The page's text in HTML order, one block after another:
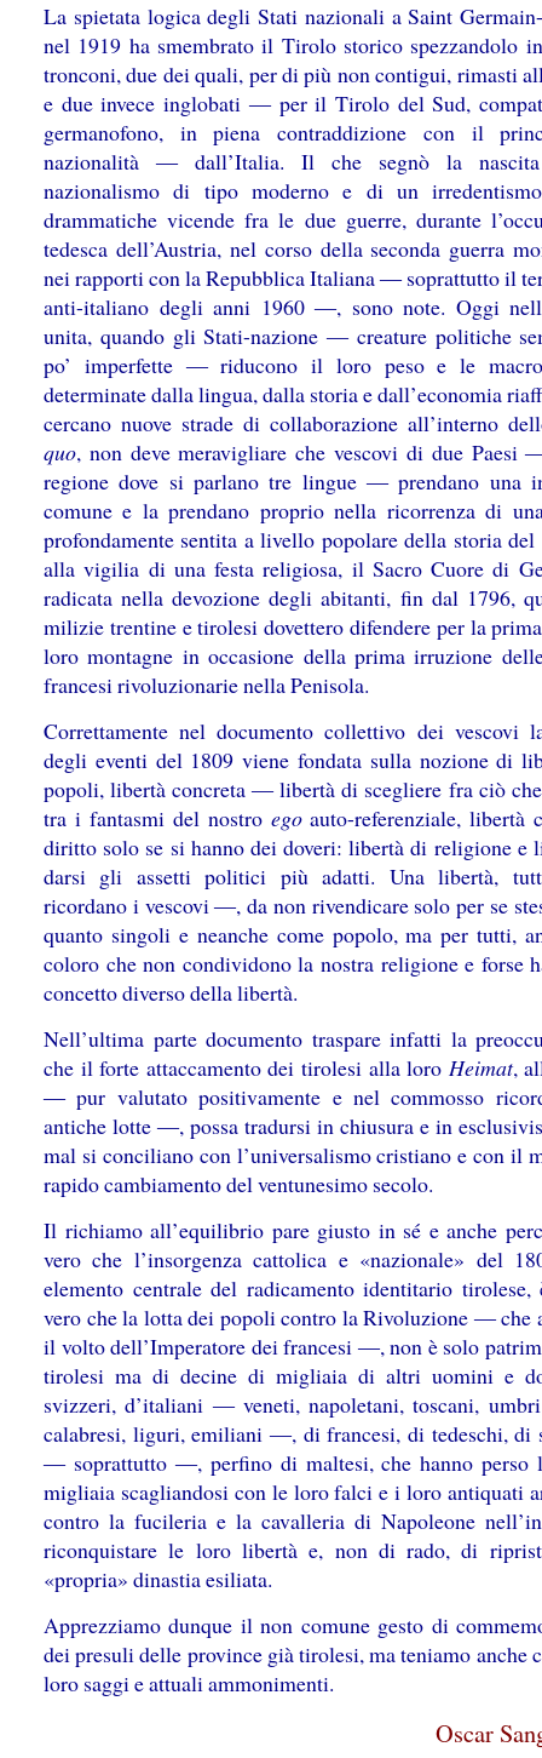
La spietata logica degli Stati nazionali a Saint
nel 1919 ha smembrato il Tirolo storico spezzandolo
tronconi, due dei quali, per di più non contigui, rimasti
e due invece inglobati ― per il Tirolo del Sud,
germanofono, in piena contraddizione con il
nazionalità ― dall’Italia. Il che segnò la
nazionalismo di tipo moderno e di un
drammatiche vicende fra le due guerre, durante
tedesca dell’Austria, nel corso della seconda guerra
nei rapporti con la Repubblica Italiana ― soprattutto il
anti-italiano degli anni 1960 ―, sono note. Oggi
unita, quando gli Stati-nazione ― creature politiche
po’ imperfette ― riducono il loro peso e le
determinate dalla lingua, dalla storia e dall’economia
cercano nuove strade di collaborazione all’interno
quo, non deve meravigliare che vescovi di due Paesi
regione dove si parlano tre lingue ― prendano una
comune e la prendano proprio nella ricorrenza di
profondamente sentita a livello popolare della storia
alla vigilia di una festa religiosa, il Sacro Cuore di
radicata nella devozione degli abitanti, fin dal 1796,
milizie trentine e tirolesi dovettero difendere per la
loro montagne in occasione della prima irruzione
francesi rivoluzionarie nella Penisola.
Correttamente nel documento collettivo dei vescovi
degli eventi del 1809 viene fondata sulla nozione di
popoli, libertà concreta ― libertà di scegliere fra ciò
tra i fantasmi del nostro egoauto-referenziale, libertà
diritto solo se si hanno dei doveri: libertà di religione e
darsi gli assetti politici più adatti. Una libertà,
ricordano i vescovi ―, da non rivendicare solo per se
quanto singoli e neanche come popolo, ma per tutti,
coloro che non condividono la nostra religione e forse
concetto diverso della libertà.
Nell’ultima parte documento traspare infatti la
che il forte attaccamento dei tirolesi alla loro Heimat,
― pur valutato positivamente e nel commosso
antiche lotte ―, possa tradursi in chiusura e in
mal si conciliano con l’universalismo cristiano e con il
rapido cambiamento del ventunesimo secolo.
Il richiamo all’equilibrio pare giusto in sé e anche
vero che l’insorgenza cattolica e «nazionale» del
elemento centrale del radicamento identitario tirolese,
vero che la lotta dei popoli contro la Rivoluzione ― che
il volto dell’Imperatore dei francesi ―, non è solo
tirolesi ma di decine di migliaia di altri uomini e
svizzeri, d’italiani ― veneti, napoletani, toscani,
calabresi, liguri, emiliani ―, di francesi, di tedeschi, di
― soprattutto ―, perfino di maltesi, che hanno perso
migliaia scagliandosi con le loro falci e i loro antiquati
contro la fucileria e la cavalleria di Napoleone
riconquistare le loro libertà e, non di rado, di
«propria» dinastia esiliata.
Apprezziamo dunque il non comune gesto di
dei presuli delle province già tirolesi, ma teniamo anche
loro saggi e attuali ammonimenti.
Oscar